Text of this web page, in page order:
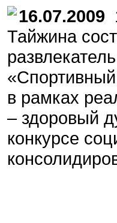
16.07.2009
Тайжина
в рамках
– здоровый
конкурсе